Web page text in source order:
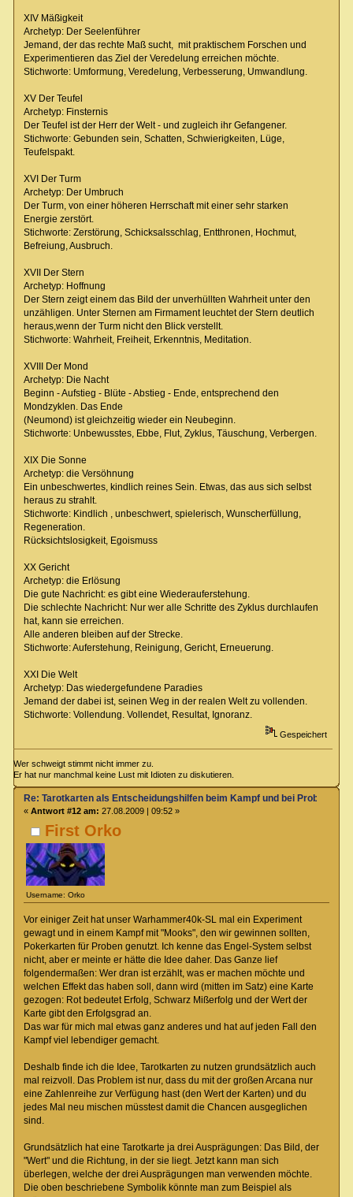
XIV Mäßigkeit
Archetyp: Der Seelenführer
Jemand, der das rechte Maß sucht, mit praktischem Forschen und
Experimentieren das Ziel der Veredelung erreichen möchte.
Stichworte: Umformung, Veredelung, Verbesserung, Umwandlung.
XV Der Teufel
Archetyp: Finsternis
Der Teufel ist der Herr der Welt - und zugleich ihr Gefangener.
Stichworte: Gebunden sein, Schatten, Schwierigkeiten, Lüge,
Teufelspakt.
XVI Der Turm
Archetyp: Der Umbruch
Der Turm, von einer höheren Herrschaft mit einer sehr starken
Energie zerstört.
Stichworte: Zerstörung, Schicksalsschlag, Entthronen, Hochmut,
Befreiung, Ausbruch.
XVII Der Stern
Archetyp: Hoffnung
Der Stern zeigt einem das Bild der unverhüllten Wahrheit unter den
unzähligen. Unter Sternen am Firmament leuchtet der Stern deutlich
heraus,wenn der Turm nicht den Blick verstellt.
Stichworte: Wahrheit, Freiheit, Erkenntnis, Meditation.
XVIII Der Mond
Archetyp: Die Nacht
Beginn - Aufstieg - Blüte - Abstieg - Ende, entsprechend den
Mondzyklen. Das Ende
(Neumond) ist gleichzeitig wieder ein Neubeginn.
Stichworte: Unbewusstes, Ebbe, Flut, Zyklus, Täuschung, Verbergen.
XIX Die Sonne
Archetyp: die Versöhnung
Ein unbeschwertes, kindlich reines Sein. Etwas, das aus sich selbst
heraus zu strahlt.
Stichworte: Kindlich , unbeschwert, spielerisch, Wunscherfüllung,
Regeneration.
Rücksichtslosigkeit, Egoismuss
XX Gericht
Archetyp: die Erlösung
Die gute Nachricht: es gibt eine Wiederauferstehung.
Die schlechte Nachricht: Nur wer alle Schritte des Zyklus durchlaufen
hat, kann sie erreichen.
Alle anderen bleiben auf der Strecke.
Stichworte: Auferstehung, Reinigung, Gericht, Erneuerung.
XXI Die Welt
Archetyp: Das wiedergefundene Paradies
Jemand der dabei ist, seinen Weg in der realen Welt zu vollenden.
Stichworte: Vollendung. Vollendet, Resultat, Ignoranz.
Gespeichert
Wer schweigt stimmt nicht immer zu.
Er hat nur manchmal keine Lust mit Idioten zu diskutieren.
First Orko
Username: Orko
Re: Tarotkarten als Entscheidungshilfen beim Kampf und bei Proben
« Antwort #12 am: 27.08.2009 | 09:52 »
Vor einiger Zeit hat unser Warhammer40k-SL mal ein Experiment
gewagt und in einem Kampf mit "Mooks", den wir gewinnen sollten,
Pokerkarten für Proben genutzt. Ich kenne das Engel-System selbst
nicht, aber er meinte er hätte die Idee daher. Das Ganze lief
folgendermaßen: Wer dran ist erzählt, was er machen möchte und
welchen Effekt das haben soll, dann wird (mitten im Satz) eine Karte
gezogen: Rot bedeutet Erfolg, Schwarz Mißerfolg und der Wert der
Karte gibt den Erfolgsgrad an.
Das war für mich mal etwas ganz anderes und hat auf jeden Fall den
Kampf viel lebendiger gemacht.
Deshalb finde ich die Idee, Tarotkarten zu nutzen grundsätzlich auch
mal reizvoll. Das Problem ist nur, dass du mit der großen Arcana nur
eine Zahlenreihe zur Verfügung hast (den Wert der Karten) und du
jedes Mal neu mischen müsstest damit die Chancen ausgeglichen
sind.
Grundsätzlich hat eine Tarotkarte ja drei Ausprägungen: Das Bild, der
"Wert" und die Richtung, in der sie liegt. Jetzt kann man sich
überlegen, welche der drei Ausprägungen man verwenden möchte.
Die oben beschriebene Symbolik könnte man zum Beispiel als